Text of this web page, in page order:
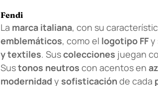
Fendi
La marca italiana, con su
emblemáticos, como el logotipo FFy
y textiles. Suscolecciones juegan
Sustonos neutros con acentos en
modernidad y sofisticaciónde cada